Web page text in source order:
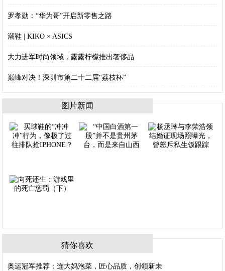
罗孝勋：“华为哥”开启新零售之路
潮鞋 | KIKO × ASICS
大力进军时尚领域，露露柠檬推出奢侈品
巅峰对决！深圳市第二十二届“荔枝杯”
图片新闻
猜你喜欢
奥运冠军推荐：连大妈泡菜，匠心品质，创领新未